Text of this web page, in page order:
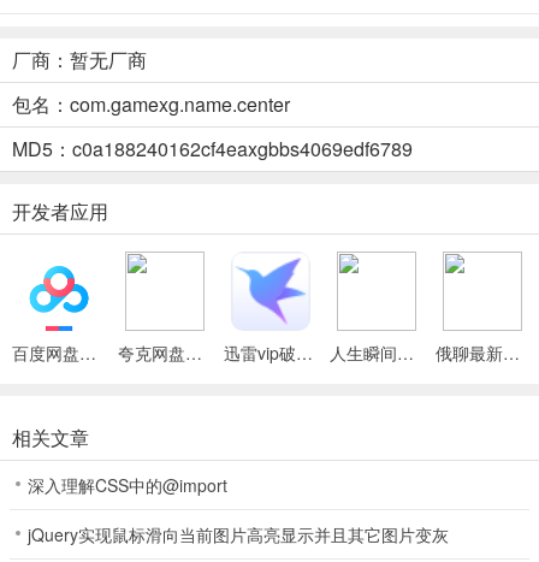
点：
2、在常见的三人斗地主中,有一部分牌是玩家需要去算的,那就是游戏
中的六张头子(四个2+大小王)。这是
己手动来调节相关数据，让你长时间玩牌也不会觉得疲倦。
4、有任何问题可以联系后台客服帮您解决，三缺一安化棋牌有一对一
的客服小姐姐真诚为你解答；游戏玩法：
5、火星棋牌2026重磅来袭，这是一款内容丰富的棋牌游戏，真3D棋
6、多种不同的主题活动可以在游戏中去体验，丰富的游戏主题内容可
以在相应位置去了解，三缺一安化棋牌超多的点券奖励可以进行获
厂商：暂无厂商
包名：com.gamexg.name.center
MD5：c0a188240162cf4eaxgbbs4069edf6789
开发者应用
百度网盘绿色免安装Pc电脑版 夸克网盘官方正式版 迅雷vip破解版永久会员2024版 人生瞬间最新手机版 俄聊最新手机版
相关文章
深入理解CSS中的@import
jQuery实现鼠标滑向当前图片高亮显示并且其它图片变灰